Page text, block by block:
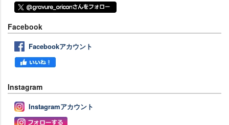
Facebook
Facebookアカウント
Instagram
Instagramアカウント